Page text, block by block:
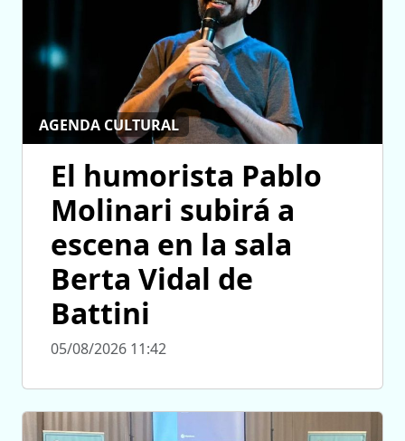
AGENDA CULTURAL
El humorista Pablo
Molinari subirá a
escena en la sala
Berta Vidal de
Battini
05/08/2026 11:42